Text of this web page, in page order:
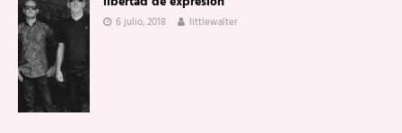
6 julio, 2018 littlewalter